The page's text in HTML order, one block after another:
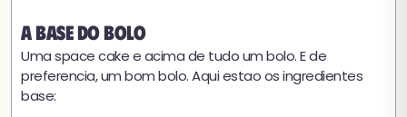
A base do bolo
Uma space cake e acima de tudo um bolo. E de
preferencia, um bom bolo. Aqui estao os ingredientes
base: